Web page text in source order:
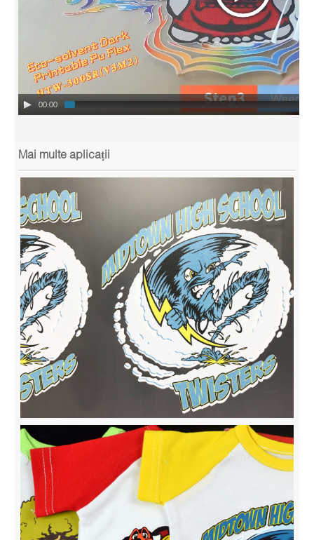
00:00
Mai multe aplicații